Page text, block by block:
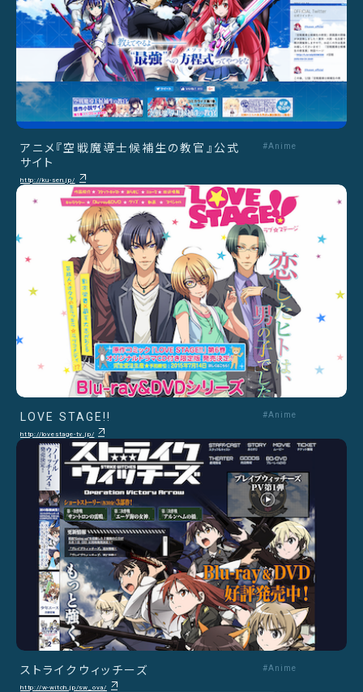
アニメ『空戦魔導士候補生の教官』公式
サイト
http://ku-sen.jp/
#Anime
LOVE STAGE!!
http://lovestage-tv.jp/
#Anime
ストライクウィッチーズ
http://w-witch.jp/sw_ova/
#Anime